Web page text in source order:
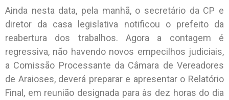
Ainda nesta data, pela manhã, o secretário da CP e
diretor da casa legislativa notificou o prefeito da
reabertura dos trabalhos. Agora a contagem é
regressiva, não havendo novos empecilhos judiciais,
a Comissão Processante da Câmara de Vereadores
de Araioses, deverá preparar e apresentar o Relatório
Final, em reunião designada para às dez horas do dia